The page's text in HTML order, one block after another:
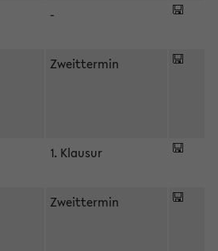
-
Zweittermin
1. Klausur
Zweittermin